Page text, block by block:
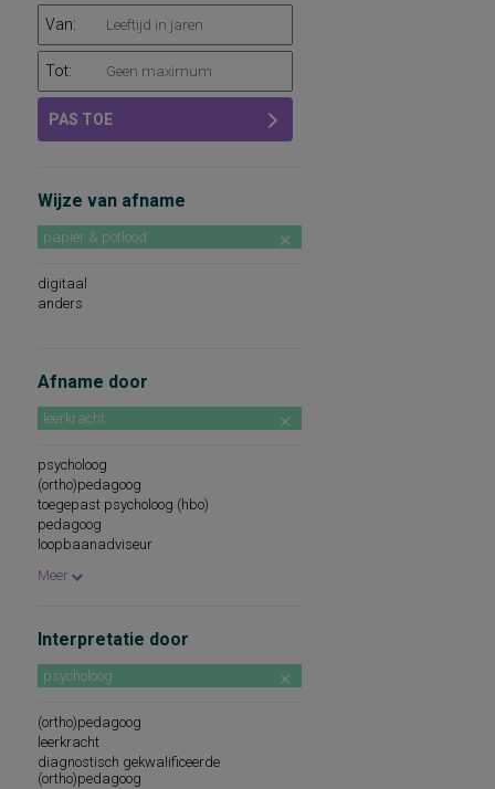
Van:
Tot:
PAS TOE
Wijze van afname
papier & potlood
digitaal
anders
Afname door
leerkracht
psycholoog
(ortho)pedagoog
toegepast psycholoog (hbo)
pedagoog
loopbaanadviseur
psychologisch assistent
diagnostisch gekwalificeerde
professional
onder supervisie van psycholoog
beroepskeuzeadviseur
school- en beroepskeuzeadviseur
psychologisch medewerker
Meer
Interpretatie door
psycholoog
(ortho)pedagoog
leerkracht
diagnostisch gekwalificeerde
(ortho)pedagoog